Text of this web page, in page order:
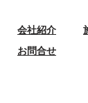
会社紹介
お問合せ